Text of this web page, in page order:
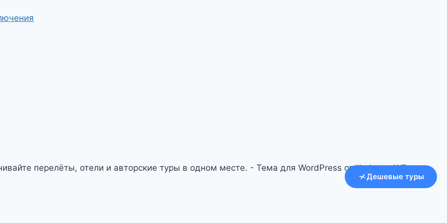
перелёты, отели и авторские туры в одном месте. - Тема для WordPress отKadence WP
Дешевые туры